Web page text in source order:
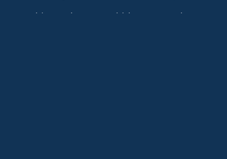
Sütitájékoztató Süti beállítások Szabályzatok